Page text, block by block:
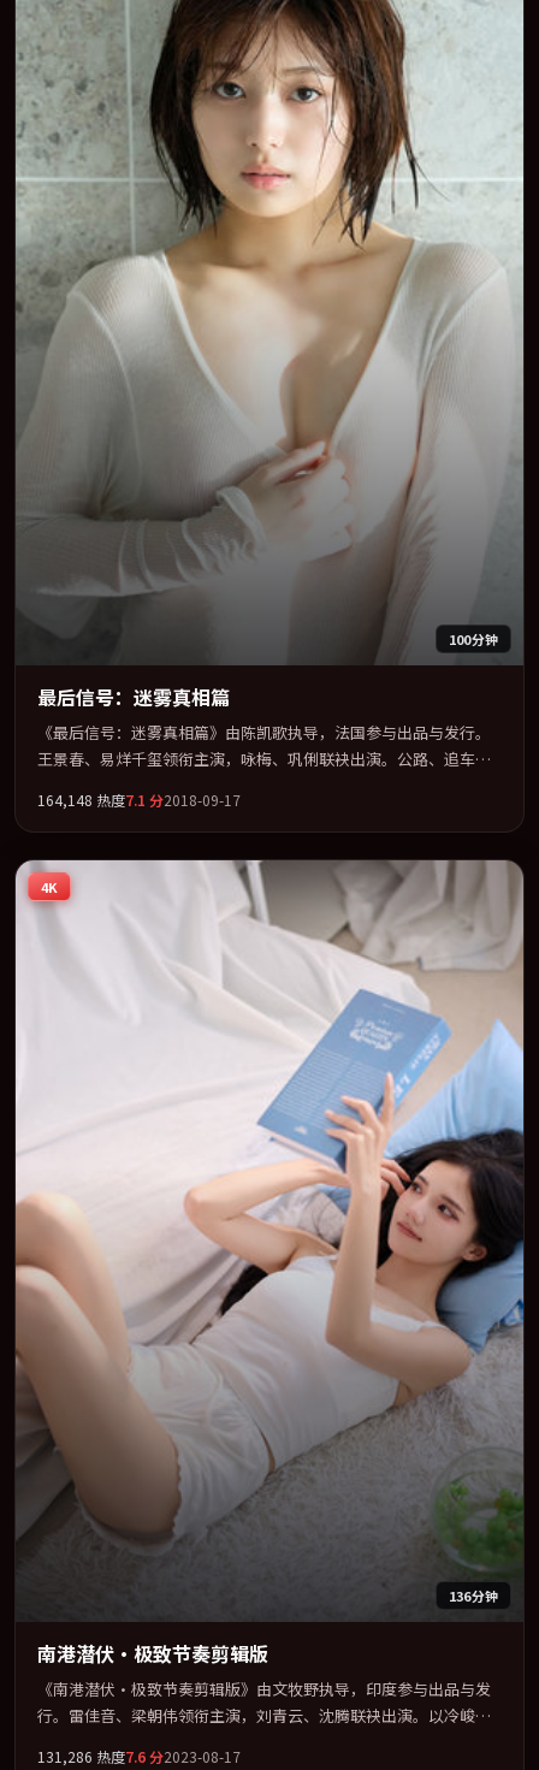
100分钟
最后信号：迷雾真相篇
《最后信号：迷雾真相篇》由陈凯歌执导，法国参与出品与发行。
王景春、易烊千玺领衔主演，咏梅、巩俐联袂出演。公路、追车与
叙事、表演与视听上力求统一。定于 2018-07-07 在内地院线及主流
平台同步亮相，2018 年度话题片中口碑稳健，适合喜欢强情节与人
物弧光的观众完整观看。
164,148 热度7.1 分2018-09-17
4K
136分钟
南港潜伏·极致节奏剪辑版
《南港潜伏·极致节奏剪辑版》由文牧野执导，印度参与出品与发
行。雷佳音、梁朝伟领衔主演，刘青云、沈腾联袂出演。以冷峻镜
131,286 热度7.6分2023-08-17